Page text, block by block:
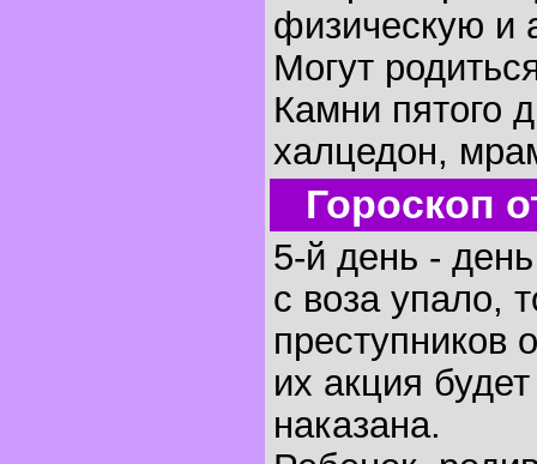
физическую и
Могут
Камни пятого
халцедон,
Гороскоп
5-й день -
с воза упало,
их акция
наказана.